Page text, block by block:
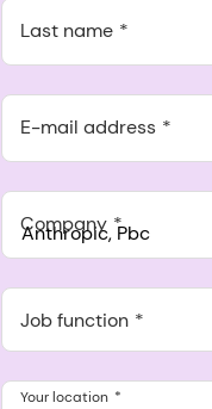
Last name
E-mail address
Company
Anthropic, PBC
548 Market St Pmb 90375,
Job function
Your location